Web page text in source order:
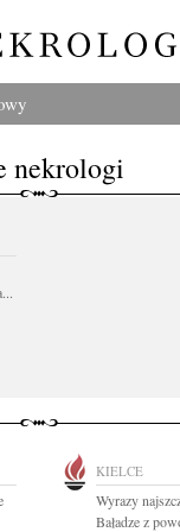
nekrologi
KIELCE
Wyrazy
Baładze z